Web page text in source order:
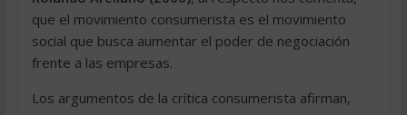
que el movimiento consumerista es el movimiento
social que busca aumentar el poder de negociación
frente a las empresas.
Los argumentos de la crítica consumerista afirman,